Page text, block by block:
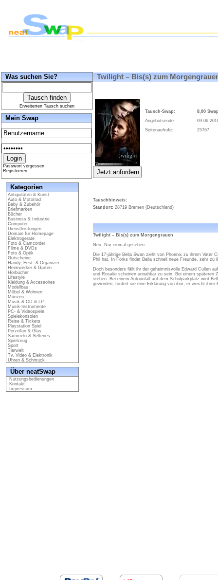
Was suchen Sie?
Erweiterten Tausch suchen
Mein Swap
Passwort vergessen
Registrieren
Kategorien
Antiquitäten & Kunst
Auto & Motorrad
Baby & Zubehör
Briefmarken
Bücher
Business & Industrie
Computer
Dienstleistungen
Domain für Homepage
Elektrogeräte
Foto & Camcorder
Filme & DVDs
Foto & Optik
Gutscheine
Handy, Fest. & Organizer
Heimwerker & Garten
Hörbücher
Lifestyle
Kleidung & Accessoires
Modellbau
Möbel & Wohnen
Münzen
Musik & CD & LP
Musik-Instrumente
PC- & Videospiele
Spielekonsolen
Reise & Tickets
Playstation Spiel
Porzellan & Glas
Sammeln & Seltenes
Spielzeug
Sport
Tierwelt
Tv, Video & Elektronik
Uhren & Schmuck
Über neatSwap
Nutzungsbedienungen
Kontakt
Impressum
Twilight – Bis(s) zum
Tausch-Swap:
8,00
Angebotsende:
Seitenaufrufe:
25767
Tauschhinweis:
Standort: 28719 Bremen (Deutschland)
Twilight – Bis(s) zum Morgengrauen
Neu. Nur einmal gesehen.
Die 17-jährige Bella Swan zieht von Phoenix zu ihrem Vater
Phil hat. In Forks findet Bella schnell neue Freunde, sehr zu
Doch besonders fällt ihr der geheimnisvolle Edward Cullen
und Rosalie scheinen unnahbar zu sein. Bei einem
stehen. Bei einem Autounfall auf dem Schulparkplatz wird
geworden, fordert sie eine Erklärung von ihm, er weicht